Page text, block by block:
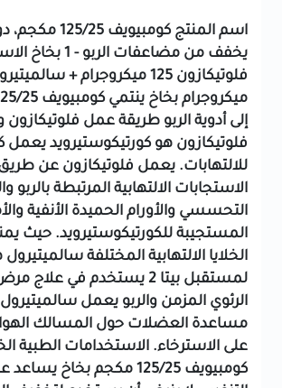
اسم المنتج
كومبيويف 125/25
يخفف من مضاعفات الربو - 1 بخاخ
ميكروجرام بخاخ
إلى أدوية الربو طريقة عمل فلوتيكازون
فلوتيكازون هو كورتيكوستيرويد
للالتهابات. يعمل فلوتيكازون عن
الاستجابات الالتهابية المرتبطة بالربو
التحسسي والأورام الحميدة الأنفية
المستجيبة للكورتيكوستيرويد. حيث
الخلايا الالتهابية المختلفة
لمستقبل بيتا 2 يستخدم في
الرئوي المزمن والربو يعمل
مساعدة العضلات حول المسالك
على الاسترخاء. الاستخدامات الطبية
كومبيويف 125/25 مكجم بخاخ
يساعد